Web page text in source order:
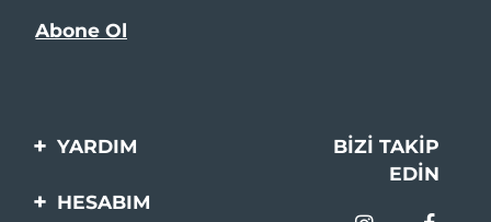
YARDIM
Bi̇zi̇mle İleti̇şi̇me Geçi̇n
BIZI TAKIP
EDIN
HESABIM